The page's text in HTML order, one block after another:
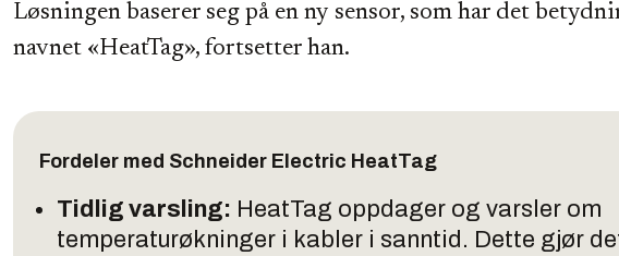
Løsningen baserer seg på en ny sensor, som har det
navnet «HeatTag», fortsetter han.
Fordeler med Schneider Electric HeatTag
Tidlig varsling: HeatTag oppdager og varsler om
temperaturøkninger i kabler i sanntid. Dette gjør